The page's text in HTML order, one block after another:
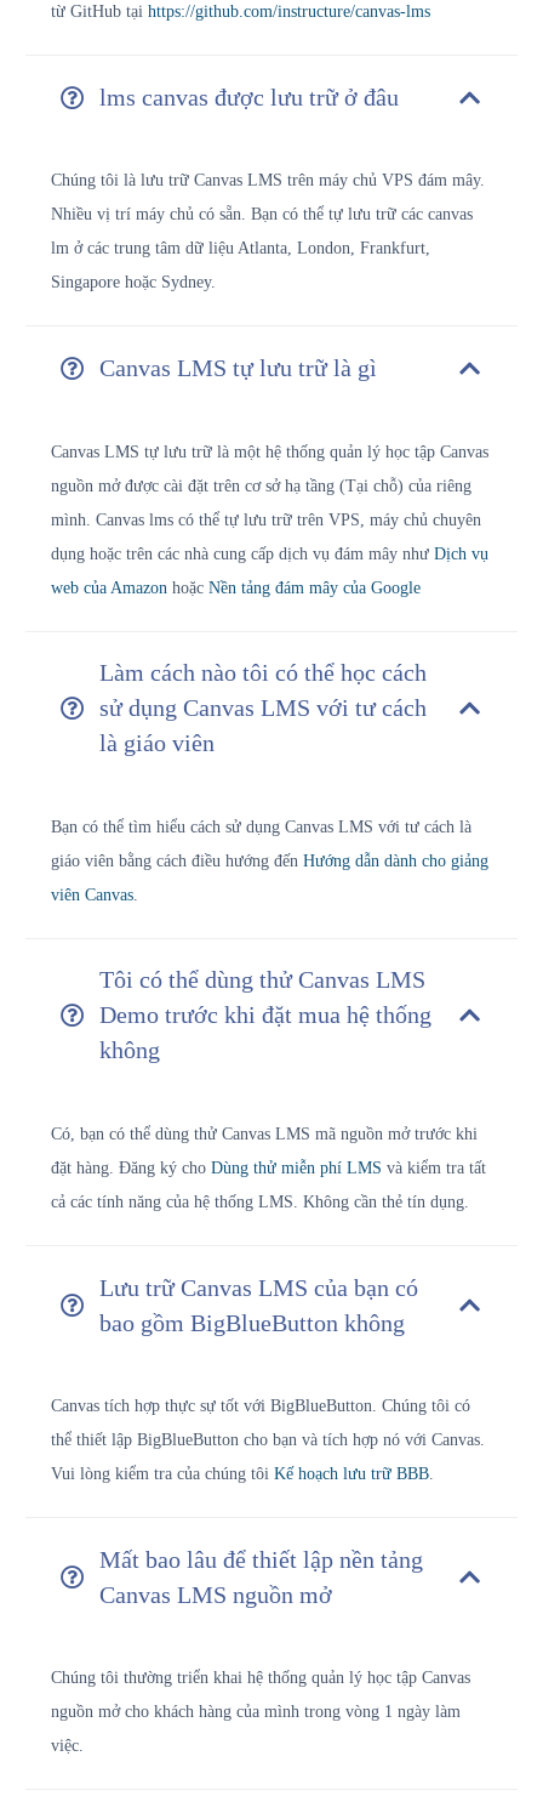
từ GitHub tại https://github.com/instructure/canvas-lms
lms canvas được lưu trữ ở đâu
Chúng tôi là lưu trữ Canvas LMS trên máy chủ VPS đám mây.
Nhiều vị trí máy chủ có sẵn. Bạn có thể tự lưu trữ các canvas
lm ở các trung tâm dữ liệu Atlanta, London, Frankfurt,
Singapore hoặc Sydney.
Canvas LMS tự lưu trữ là gì
Canvas LMS tự lưu trữ là một hệ thống quản lý học tập Canvas
nguồn mở được cài đặt trên cơ sở hạ tầng (Tại chỗ) của riêng
mình. Canvas lms có thể tự lưu trữ trên VPS, máy chủ chuyên
dụng hoặc trên các nhà cung cấp dịch vụ đám mây như Dịch vụ
web của Amazon hoặc Nền tảng đám mây của Google
Làm cách nào tôi có thể học cách
sử dụng Canvas LMS với tư cách
là giáo viên
Bạn có thể tìm hiểu cách sử dụng Canvas LMS với tư cách là
giáo viên bằng cách điều hướng đến Hướng dẫn dành cho giảng
viên Canvas
Tôi có thể dùng thử Canvas LMS
Demo trước khi đặt mua hệ thống
không
Có, bạn có thể dùng thử Canvas LMS mã nguồn mở trước khi
đặt hàng. Đăng ký cho Dùng thử miễn phí LMS và kiểm tra tất
cả các tính năng của hệ thống LMS. Không cần thẻ tín dụng.
Lưu trữ Canvas LMS của bạn có
bao gồm BigBlueButton không
Canvas tích hợp thực sự tốt với BigBlueButton. Chúng tôi có
thể thiết lập BigBlueButton cho bạn và tích hợp nó với Canvas.
Vui lòng kiểm tra của chúng tôi Kế hoạch lưu trữ BBB.
Mất bao lâu để thiết lập nền tảng
Canvas LMS nguồn mở
Chúng tôi thường triển khai hệ thống quản lý học tập Canvas
nguồn mở cho khách hàng của mình trong vòng 1 ngày làm
việc.